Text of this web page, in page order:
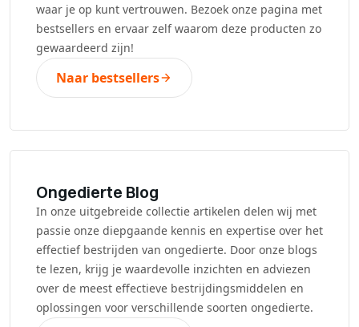
waar je op kunt vertrouwen. Bezoek onze pagina met
bestsellers en ervaar zelf waarom deze producten zo
gewaardeerd zijn!
Naar bestsellers
Ongedierte Blog
In onze uitgebreide collectie artikelen delen wij met
passie onze diepgaande kennis en expertise over het
effectief bestrijden van ongedierte. Door onze blogs
te lezen, krijg je waardevolle inzichten en adviezen
over de meest effectieve bestrijdingsmiddelen en
oplossingen voor verschillende soorten ongedierte.